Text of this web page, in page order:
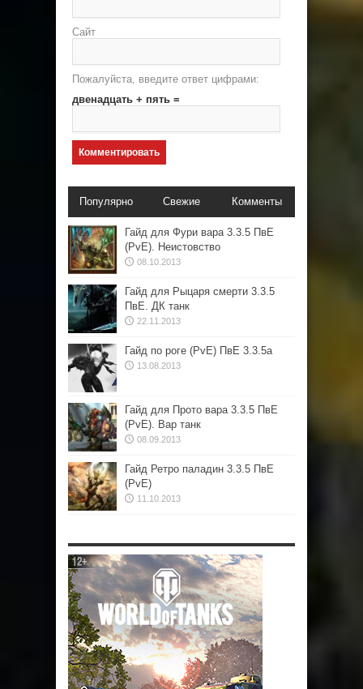
Сайт
Пожалуйста, введите ответ цифрами:
двенадцать + пять =
Популярно Свежие Комменты
Гайд для Фури вара 3.3.5 ПвЕ
(PvE). Неистовство
08.10.2013
Гайд для Рыцаря смерти 3.3.5
ПвЕ. ДК танк
22.11.2013
Гайд по роге (PvE) ПвЕ 3.3.5а
13.08.2013
Гайд для Прото вара 3.3.5 ПвЕ
(PvE). Вар танк
08.09.2013
Гайд Ретро паладин 3.3.5 ПвЕ
(PvE)
11.10.2013